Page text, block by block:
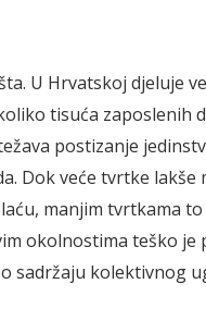
U Hrvatskoj djeluje
tisuća zaposlenih
postizanje
Dok veće tvrtke
manjim tvrtkama to
okolnostima teško je
sadržaju kolektivnog